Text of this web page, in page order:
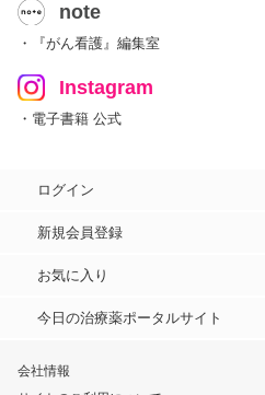
note
・『がん看護』編集室
Instagram
・電子書籍 公式
ログイン
新規会員登録
お気に入り
今日の治療薬ポータルサイト
会社情報